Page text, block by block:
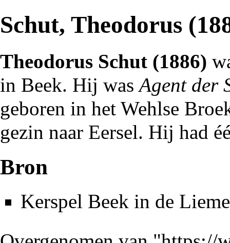
Schut, Theodorus
Theodorus Schut (1886)
in Beek. Hij wasAgent der
geboren in het Wehlse
gezin naar Eersel. Hij had
Bron
Kerspel Beek in de